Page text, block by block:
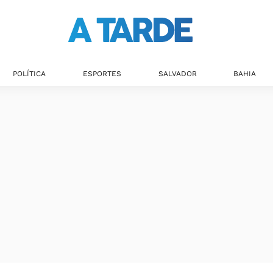
POLÍTICA ESPORTES SALVADOR BAHIA